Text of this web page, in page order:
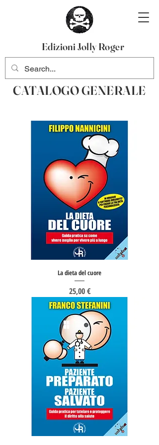
Edizioni Jolly Roger
CATALOGO GENERALE
La dieta del cuore
Prezzo
25,00 €